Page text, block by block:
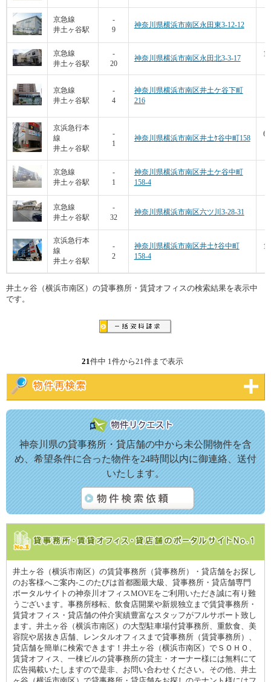
神奈川県の貸事務所・貸店舗の中から未公開物件を含
め、希望条件に合った物件を24時間以内に御連絡、送付
いたします。
井土ヶ谷（横浜市南区）の賃貸事務所（貸事務所）・貸店舗をお探し
のお客様へご案内-このたびは首都圏最大級、貸事務所・貸店舗専門
ポータルサイトの神奈川オフィスMOVEをご利用いただき誠に有り難
うございます。事務所移転、飲食店開業や新規独立まで賃貸事務所・
賃貸オフィス・貸店舗の仲介実績豊富なスタッフがフルサポート致し
ます。井土ヶ谷（横浜市南区）の大型駐車場付貸事務所、重飲食、美
容院や居抜き店舗、レンタルオフィスまで貸事務所（賃貸事務所）、
貸店舗を簡単に検索できます！井土ヶ谷（横浜市南区）でＳＯＨＯ、
賃貸オフィス、一棟ビルの貸事務所の貸主・オーナー様には無料にて
広告掲載いたしますので是非、お問い合わせください。その他、井土
京急線
井土ヶ谷駅
-
9
神奈川県横浜市南区永田東3-12-12
京急線
井土ヶ谷駅
-
20
神奈川県横浜市南区永田北3-3-17
京急線
井土ヶ谷駅
-
4
神奈川県横浜市南区井土ケ谷下町
216
京浜急行本
線
井土ヶ谷駅
-
1
神奈川県横浜市南区井土ｹ谷中町158
京急線
井土ヶ谷駅
-
1
神奈川県横浜市南区井土ケ谷中町
158-4
京急線
井土ヶ谷駅
-
32
神奈川県横浜市南区六ツ川3-28-31
京浜急行本
線
井土ヶ谷駅
-
2
神奈川県横浜市南区井土ｹ谷中町
158-4
井土ヶ谷（横浜市南区）の貸事務所・賃貸オフィスの検索結果を表示中
です。
21件中 1件から21件まで表示